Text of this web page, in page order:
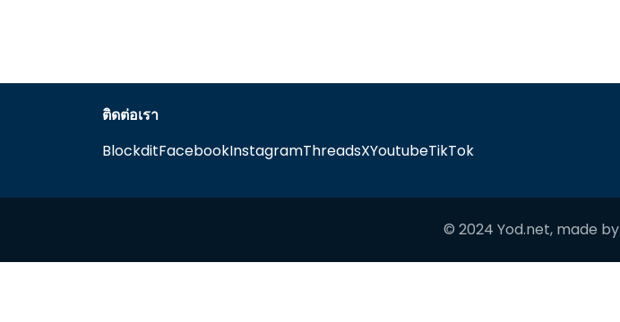
ติดต่อเรา
BlockditFacebookInstagramThreadsXYoutubeTikTok
© 2024 Yod.net, made by